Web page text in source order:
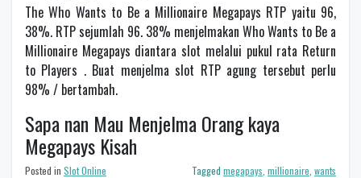
The Who Wants to Be a Millionaire Megapays RTP yaitu 96,
38%. RTP sejumlah 96. 38% menjelmakan Who Wants to Be a
Millionaire Megapays diantara slot melalui pukul rata Return
to Players . Buat menjelma slot RTP agung tersebut perlu
98% / bertambah.
Sapa nan Mau Menjelma Orang kaya
Megapays Kisah
Posted in Slot Online Tagged megapays millionaire wants